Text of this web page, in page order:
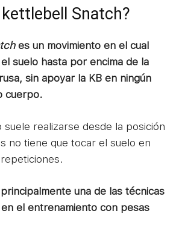
Snatch?
es un movimiento en el cual
suelo hasta por encima de la
sin apoyar la KB en ningún
cuerpo.
suele realizarse desde la posición
no tiene que tocar el suelo en
una de las técnicas
el entrenamiento con pesas